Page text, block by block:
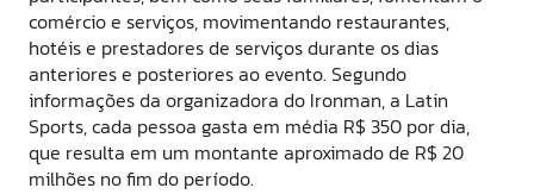
comércio e serviços, movimentando restaurantes,
hotéis e prestadores de serviços durante os dias
anteriores e posteriores ao evento. Segundo
informações da organizadora do Ironman, a Latin
Sports, cada pessoa gasta em média R$ 350 por dia,
que resulta em um montante aproximado de R$ 20
milhões no fim do período.